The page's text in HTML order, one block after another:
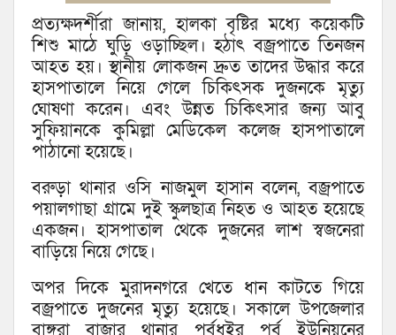
প্রত্যক্ষদর্শীরা জানায়, হালকা বৃষ্টির মধ্যে কয়েকটি
শিশু মাঠে ঘুড়ি ওড়াচ্ছিল। হঠাৎ বজ্রপাতে তিনজন
আহত হয়। স্থানীয় লোকজন দ্রুত তাদের উদ্ধার করে
হাসপাতালে নিয়ে গেলে চিকিৎসক দুজনকে মৃত্যু
ঘোষণা করেন। এবং উন্নত চিকিৎসার জন্য আবু
সুফিয়ানকে কুমিল্লা মেডিকেল কলেজ হাসপাতালে
পাঠানো হয়েছে।
বরুড়া থানার ওসি নাজমুল হাসান বলেন, বজ্রপাতে
পয়ালগাছা গ্রামে দুই স্কুলছাত্র নিহত ও আহত হয়েছে
একজন। হাসপাতাল থেকে দুজনের লাশ স্বজনেরা
বাড়িয়ে নিয়ে গেছে।
অপর দিকে মুরাদনগরে খেতে ধান কাটতে গিয়ে
বজ্রপাতে দুজনের মৃত্যু হয়েছে। সকালে উপজেলার